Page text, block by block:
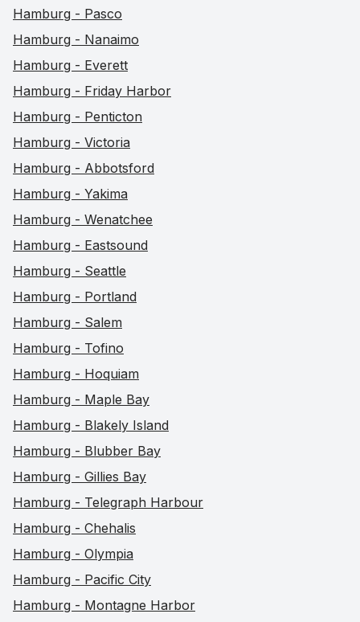
Hamburg - Pasco
Hamburg - Nanaimo
Hamburg - Everett
Hamburg - Friday Harbor
Hamburg - Penticton
Hamburg - Victoria
Hamburg - Abbotsford
Hamburg - Yakima
Hamburg - Wenatchee
Hamburg - Eastsound
Hamburg - Seattle
Hamburg - Portland
Hamburg - Salem
Hamburg - Tofino
Hamburg - Hoquiam
Hamburg - Maple Bay
Hamburg - Blakely Island
Hamburg - Blubber Bay
Hamburg - Gillies Bay
Hamburg - Telegraph Harbour
Hamburg - Chehalis
Hamburg - Olympia
Hamburg - Pacific City
Hamburg - Montagne Harbor